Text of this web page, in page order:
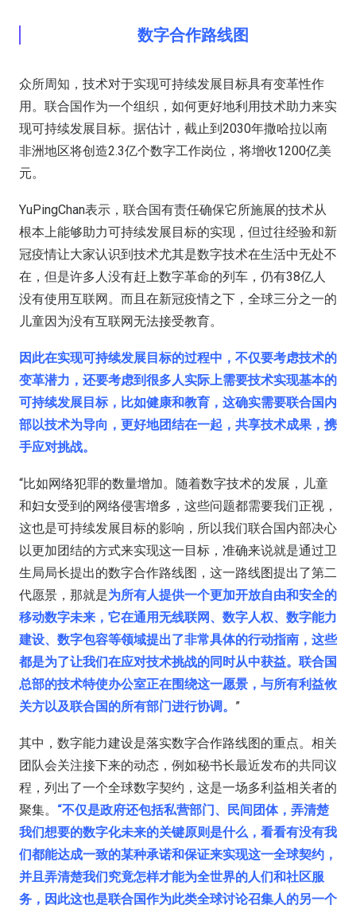
数字合作路线图
众所周知，技术对于实现可持续发展目标具有变革性作
用。联合国作为一个组织，如何更好地利用技术助力来实
现可持续发展目标。据估计，截止到2030年撒哈拉以南
非洲地区将创造2.3亿个数字工作岗位，将增收1200亿美
元。
YuPingChan表示，联合国有责任确保它所施展的技术从
根本上能够助力可持续发展目标的实现，但过往经验和新
冠疫情让大家认识到技术尤其是数字技术在生活中无处不
在，但是许多人没有赶上数字革命的列车，仍有38亿人
没有使用互联网。而且在新冠疫情之下，全球三分之一的
儿童因为没有互联网无法接受教育。
因此在实现可持续发展目标的过程中，不仅要考虑技术的
变革潜力，还要考虑到很多人实际上需要技术实现基本的
可持续发展目标，比如健康和教育，这确实需要联合国内
部以技术为导向，更好地团结在一起，共享技术成果，携
手应对挑战。
“比如网络犯罪的数量增加。随着数字技术的发展，儿童
和妇女受到的网络侵害增多，这些问题都需要我们正视，
这也是可持续发展目标的影响，所以我们联合国内部决心
以更加团结的方式来实现这一目标，准确来说就是通过卫
生局局长提出的数字合作路线图，这一路线图提出了第二
代愿景，那就是为所有人提供一个更加开放自由和安全的
移动数字未来，它在通用无线联网、数字人权、数字能力
建设、数字包容等领域提出了非常具体的行动指南，这些
都是为了让我们在应对技术挑战的同时从中获益。联合国
总部的技术特使办公室正在围绕这一愿景，与所有利益攸
关方以及联合国的所有部门进行协调。 ”
其中，数字能力建设是落实数字合作路线图的重点。相关
团队会关注接下来的动态，例如秘书长最近发布的共同议
程，列出了一个全球数字契约，这是一场多利益相关者的
聚集。 “不仅是政府还包括私营部门、民间团体，弄清楚
我们想要的数字化未来的关键原则是什么，看看有没有我
们都能达成一致的某种承诺和保证来实现这一全球契约，
并且弄清楚我们究竟怎样才能为全世界的人们和社区服
务，因此这也是联合国作为此类全球讨论召集人的另一个